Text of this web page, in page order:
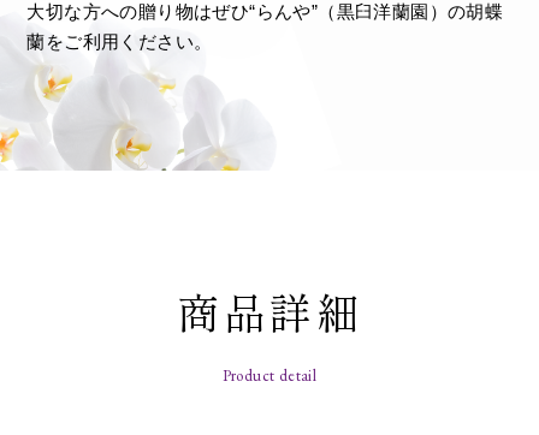
大切な方への贈り物はぜひ“らんや”（黒臼洋蘭園）の胡蝶
蘭をご利用ください。
商品詳細
Product detail